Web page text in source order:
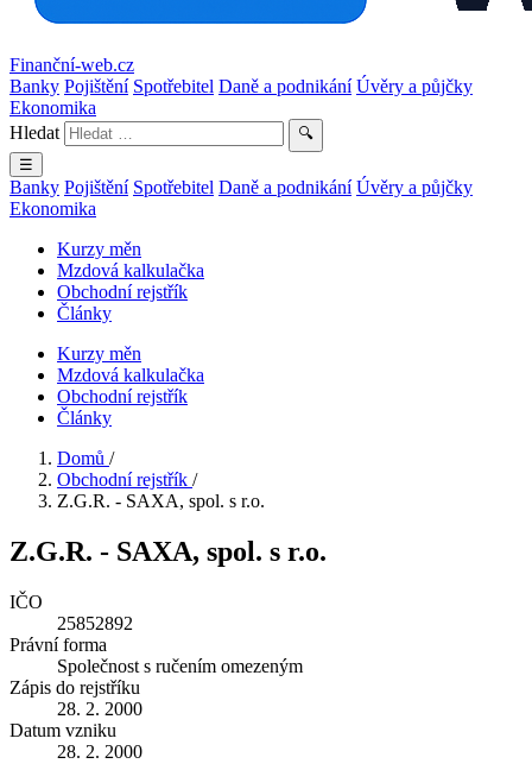
Finanční-web.cz
Banky Pojištění Spotřebitel Daně a podnikání Úvěry a půjčky
Ekonomika
Hledat
🔍
☰
Banky Pojištění Spotřebitel Daně a podnikání Úvěry a půjčky
Ekonomika
Kurzy měn
Mzdová kalkulačka
Obchodní rejstřík
Články
Kurzy měn
Mzdová kalkulačka
Obchodní rejstřík
Články
Domů /
Obchodní rejstřík /
Z.G.R. - SAXA, spol. s r.o.
Z.G.R. - SAXA, spol. s r.o.
IČO
25852892
Právní forma
Společnost s ručením omezeným
Zápis do rejstříku
28. 2. 2000
Datum vzniku
28. 2. 2000